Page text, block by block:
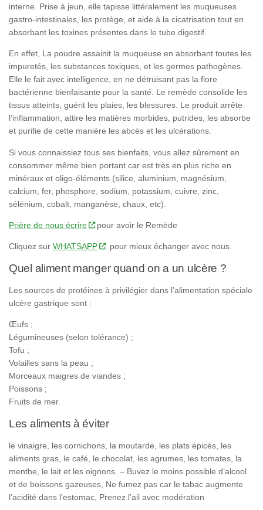
interne. Prise à jeun, elle tapisse littéralement les muqueuses
gastro-intestinales, les protège, et aide à la cicatrisation tout en
absorbant les toxines présentes dans le tube digestif.
En effet, La poudre assainit la muqueuse en absorbant toutes les
impuretés, les substances toxiques, et les germes pathogènes.
Elle le fait avec intelligence, en ne détruisant pas la flore
bactérienne bienfaisante pour la santé. Le remède consolide les
tissus atteints, guérit les plaies, les blessures. Le produit arrête
l’inflammation, attire les matières morbides, putrides, les absorbe
et purifie de cette manière les abcès et les ulcérations.
Si vous connaissiez tous ses bienfaits, vous allez sûrement en
consommer même bien portant car est très en plus riche en
minéraux et oligo-éléments (silice, aluminium, magnésium,
calcium, fer, phosphore, sodium, potassium, cuivre, zinc,
sélénium, cobalt, manganèse, chaux, etc).
Prière de nous écrire pour avoir le Remède
Cliquez sur WHATSAPP pour mieux échanger avec nous.
Quel aliment manger quand on a un ulcère ?
Les sources de protéines à privilégier dans l’alimentation spéciale
ulcère gastrique sont :
Œufs ;
Légumineuses (selon tolérance) ;
Tofu ;
Volailles sans la peau ;
Morceaux maigres de viandes ;
Poissons ;
Fruits de mer.
Les aliments à éviter
le vinaigre, les cornichons, la moutarde, les plats épicés, les
aliments gras, le café, le chocolat, les agrumes, les tomates, la
menthe, le lait et les oignons. – Buvez le moins possible d’alcool
et de boissons gazeuses, Ne fumez pas car le tabac augmente
l’acidité dans l’estomac, Prenez l’ail avec modération